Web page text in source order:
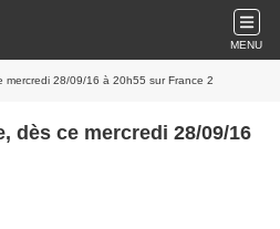
MENU
mercredi 28/09/16 à 20h55 sur France 2
dès ce mercredi 28/09/16